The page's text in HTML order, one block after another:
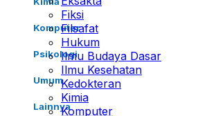
Komputer
Psikologi
Umum
Lainnya
Fiksi
Filsafat
Hukum
Ilmu Budaya Dasar
Ilmu Kesehatan
Kedokteran
Kimia
Komputer